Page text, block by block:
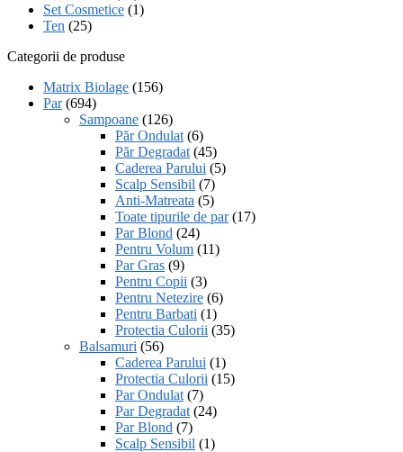
Set Cosmetice (1)
Ten (25)
Categorii de produse
Matrix Biolage (156)
Par (694)
Sampoane (126)
Păr Ondulat (6)
Păr Degradat (45)
Caderea Parului (5)
Scalp Sensibil (7)
Anti-Matreata (5)
Toate tipurile de par (17)
Par Blond (24)
Pentru Volum (11)
Par Gras (9)
Pentru Copii (3)
Pentru Netezire (6)
Pentru Barbati (1)
Protectia Culorii (35)
Balsamuri (56)
Caderea Parului (1)
Protectia Culorii (15)
Par Ondulat (7)
Par Degradat (24)
Par Blond (7)
Scalp Sensibil (1)